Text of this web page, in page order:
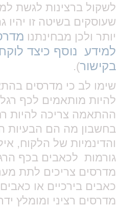
לשקול ברצינות לגשת
שעוסקים בשיטה זו יהיו
יותר ולכן מבחינתנו
למידע נוסף כיצד
בקישור).
שימו לב כי מדרסים
להיות מותאמים לכף
ההתאמה צריכה להיות
בחשבון מה הם הבעיות
והדינמיות של הלקוח,
גורמות לכאבים בכף
מדרסים צריכים לתת
כאבים בירכיים או
מדרסים רציני ומומלץ